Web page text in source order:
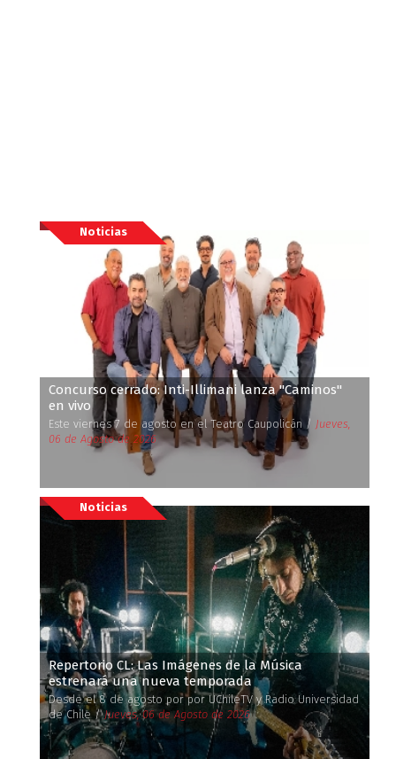
Noticias
Concurso cerrado: Inti-Illimani lanza ''Caminos''
en vivo
Este viernes 7 de agosto en el Teatro Caupolicán / Jueves,
06 de Agosto de 2026
Noticias
Repertorio CL: Las Imágenes de la Música
estrenará una nueva temporada
Desde el 8 de agosto por por UChileTV y Radio Universidad
de Chile /Jueves, 06 de Agosto de 2026